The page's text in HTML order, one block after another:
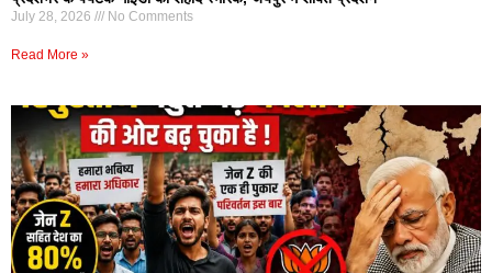
July 28, 2026 No Comments
Read More »